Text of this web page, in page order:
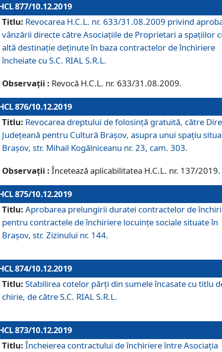
877/10.12.2019
Titlu: Revocarea H.C.L. nr. 633/31.08.2009 privind
vânzării directe către Asociațiile de Proprietari a spațiilor
altă destinație deținute în baza contractelor de închiriere
încheiate cu S.C. RIAL S.R.L.
Observații : Revocă H.C.L. nr. 633/31.08.2009.
876/10.12.2019
Titlu: Revocarea dreptului de folosinţă gratuită, către
Judeţeană pentru Cultură Braşov, asupra unui spaţiu
Braşov, str. Mihail Kogălniceanu nr. 23, cam. 303.
Observații : Încetează aplicabilitatea H.C.L. nr. 137/2019.
875/10.12.2019
Titlu: Aprobarea prelungirii duratei contractelor de
pentru contractele de închiriere locuinţe sociale situate în
Braşov, str. Zizinului nr. 144.
874/10.12.2019
Titlu: Stabilirea cotelor părți din sumele încasate cu titlu
chirie, de către S.C. RIAL S.R.L.
873/10.12.2019
Titlu: Încheierea contractului de închiriere între Asociația